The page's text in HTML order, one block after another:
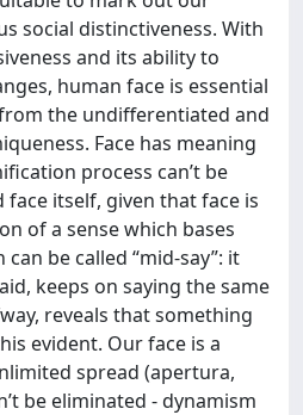
social distinctiveness. With
and its ability to
human face is essential
the undifferentiated and
Face has meaning
process can’t be
face itself, given that face is
of a sense which bases
be called “mid-say”: it
keeps on saying the same
reveals that something
evident. Our face is a
spread (apertura,
be eliminated - dynamism